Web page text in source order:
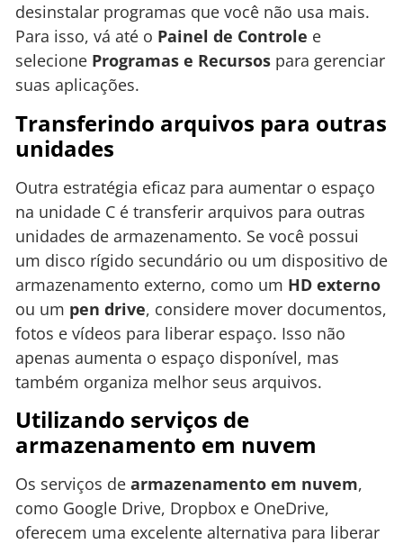
desinstalar programas que você não usa mais.
Para isso, vá até o Painel de Controle e
selecione Programas e Recursos para gerenciar
suas aplicações.
Transferindo arquivos para outras
unidades
Outra estratégia eficaz para aumentar o espaço
na unidade C é transferir arquivos para outras
unidades de armazenamento. Se você possui
um disco rígido secundário ou um dispositivo de
armazenamento externo, como um HD externo
ou um pen drive, considere mover documentos,
fotos e vídeos para liberar espaço. Isso não
apenas aumenta o espaço disponível, mas
também organiza melhor seus arquivos.
Utilizando serviços de
armazenamento em nuvem
Os serviços de armazenamento em nuvem,
como Google Drive, Dropbox e OneDrive,
oferecem uma excelente alternativa para liberar